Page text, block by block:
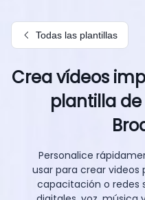
Todas las plantillas
Crea vídeos
plantilla de
Personalice
usar para crear videos
capacitación o redes